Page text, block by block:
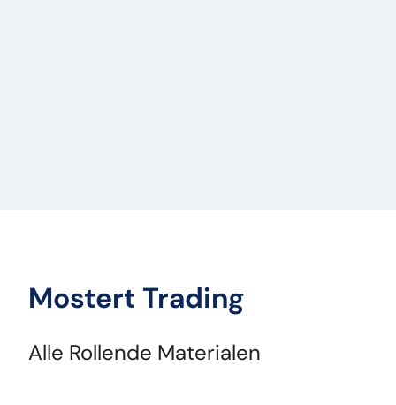
Mostert Trading
Alle Rollende Materialen